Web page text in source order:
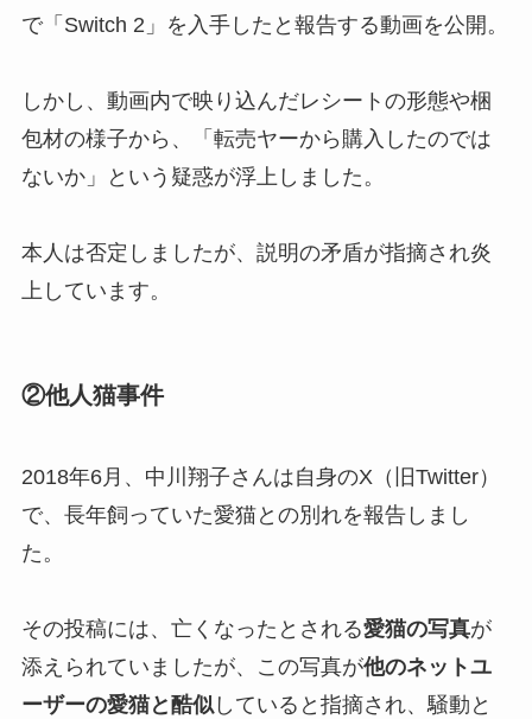
で「Switch 2」を入手したと報告する動画を公開。
しかし、動画内で映り込んだレシートの形態や梱
包材の様子から、「転売ヤーから購入したのでは
ないか」という疑惑が浮上しました。
本人は否定しましたが、説明の矛盾が指摘され炎
上しています。
②他人猫事件
2018年6月、中川翔子さんは自身のX（旧Twitter）
で、長年飼っていた愛猫との別れを報告しまし
た。
その投稿には、亡くなったとされる愛猫の写真が
添えられていましたが、この写真が他のネットユ
ーザーの愛猫と酷似していると指摘され、騒動と